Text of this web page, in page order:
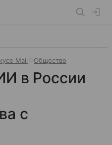
Mail Общество
в России
с